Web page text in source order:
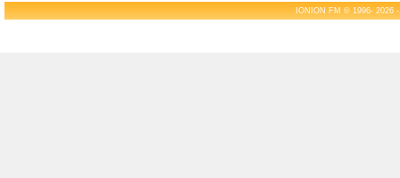
IONION FM © 1996- 2026